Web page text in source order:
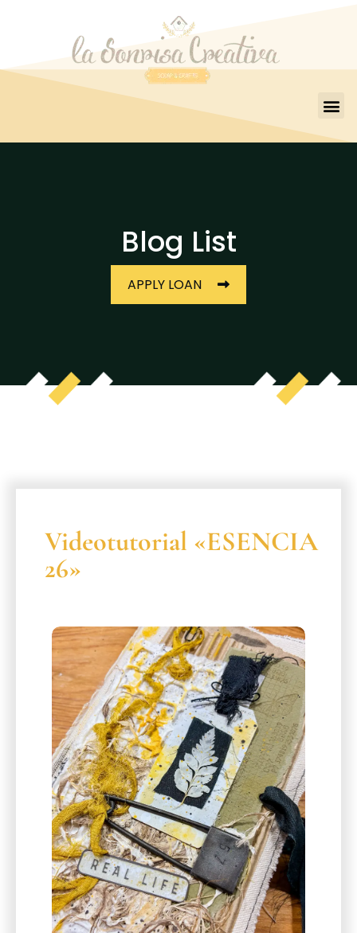
Blog List
APPLY LOAN
Videotutorial «ESENCIA
26»